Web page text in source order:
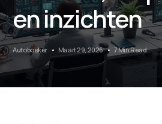
en inzichten
Autoboeker Maart 29, 2026 7 Min Read